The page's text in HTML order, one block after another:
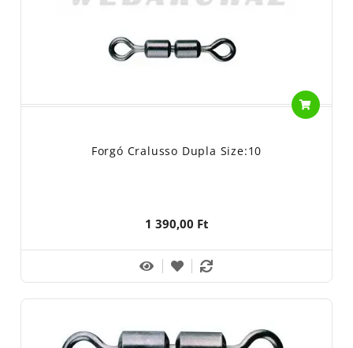
Forgó Cralusso Dupla Size:10
1 390,00 Ft